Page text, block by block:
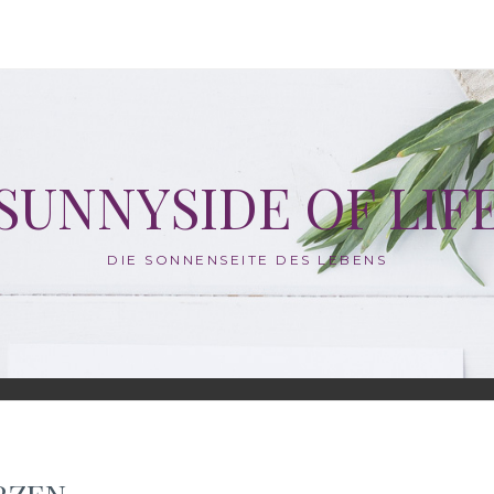
OF
DIE SONNENSEITE DES LEBENS